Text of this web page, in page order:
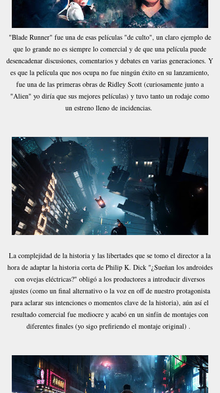
"Blade Runner" fue una de esas películas "de culto", un claro ejemplo de
que lo grande no es siempre lo comercial y de que una película puede
desencadenar discusiones, comentarios y debates en varias generaciones. Y
es que la película que nos ocupa no fue ningún éxito en su lanzamiento,
fue una de las primeras obras de Ridley Scott (curiosamente junto a
"Alien" yo diría que sus mejores películas) y tuvo tanto un rodaje como
un estreno lleno de incidencias.
La complejidad de la historia y las libertades que se tomo el director a la
hora de adaptar la historia corta de Philip K. Dick "¿Sueñan los androides
con ovejas eléctricas?" obligó a los productores a introducir diversos
ajustes (como un final alternativo o la voz en off de nuestro protagonista
para aclarar sus intenciones o momentos clave de la historia), aún así el
resultado comercial fue mediocre y acabó en un sinfín de montajes con
diferentes finales (yo sigo prefiriendo el montaje original) .